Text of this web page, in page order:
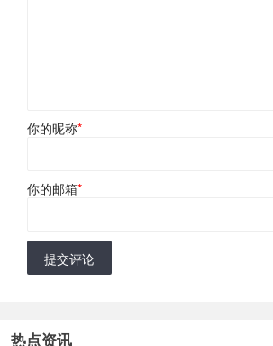
你的昵称*
你的邮箱*
提交评论
热点资讯